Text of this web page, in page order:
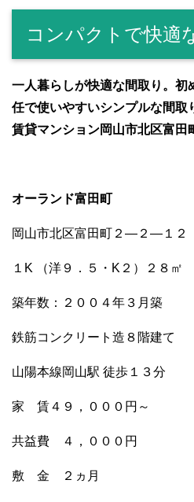
c
e
b
o
o
k
tt
er
e
ail C
h
at
コンパクトで快適
一人暮らしが快適な間取り。初
任で使いやすいシンプルな間取
賃貸マンション岡山市北区富
オーランド富田町
岡山市北区富田町２―２―１２
１K （洋９．５・K２）２８㎡
築年数：２００４年３月築
鉄筋コンクリート造８階建て
山陽本線岡山駅 徒歩１３分
家 賃４９，０００円～
共益費 ４，０００円
敷 金 ２ヵ月